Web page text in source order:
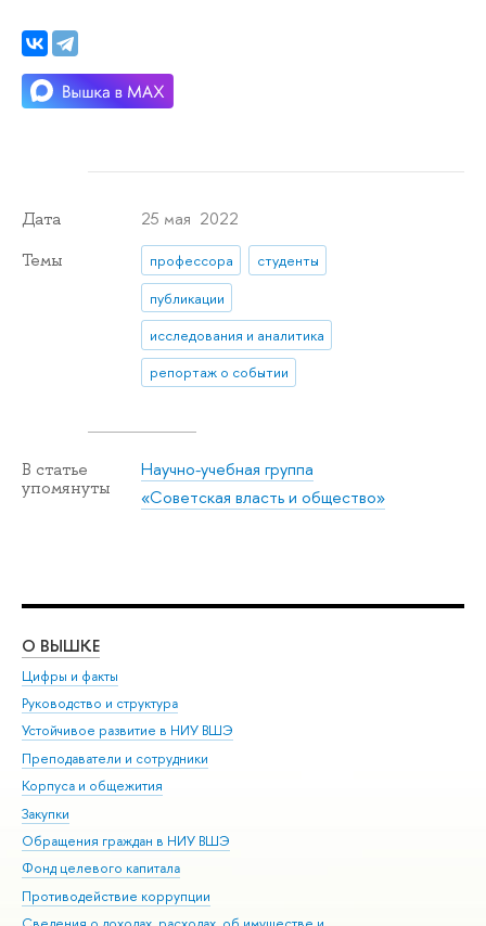
Дата 25 мая 2022
Темы профессора
студенты
публикации
исследования и аналитика
репортаж о событии
В статье
упомянуты
Научно-учебная группа
«Советская власть и общество»
О ВЫШКЕ
Цифры и факты
Руководство и структура
Устойчивое развитие в НИУ ВШЭ
Преподаватели и сотрудники
Корпуса и общежития
Закупки
Обращения граждан в НИУ ВШЭ
Фонд целевого капитала
Противодействие коррупции